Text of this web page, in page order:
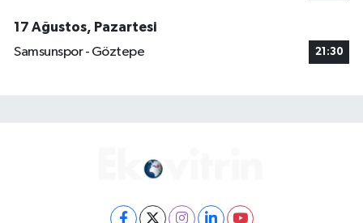
17 Ağustos, Pazartesi
Samsunspor - Göztepe
21:30